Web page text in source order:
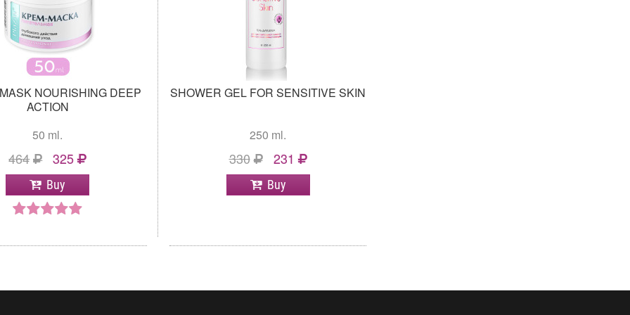
NOURISHING DEEP
ACTION
50 ml.
464 325
Buy
SHOWER GEL FOR SENSITIVE SKIN
250 ml.
330 231
Buy